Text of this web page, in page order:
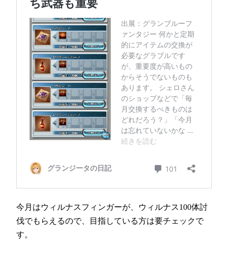
今月はウィルナスフィンガーが、ウィルナス100体討
伐でもらえるので、目指している方は要チェックで
す。